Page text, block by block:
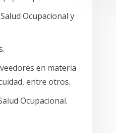
Ocupacional y
en materia
entre otros.
Ocupacional.